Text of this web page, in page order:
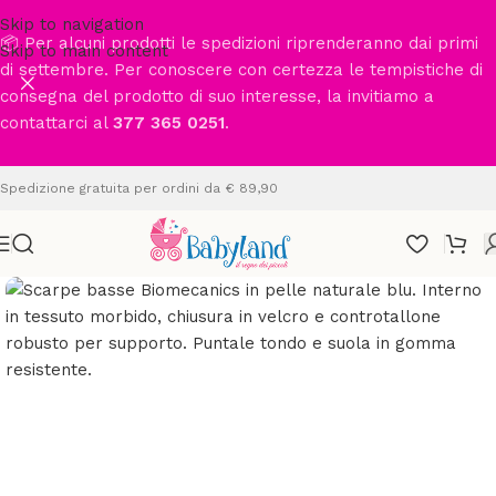
Skip to navigation
Skip to main content
📦 Per alcuni prodotti le spedizioni riprenderanno dai primi
di settembre. Per conoscere con certezza le tempistiche di
consegna del prodotto di suo interesse, la invitiamo a
contattarci al 377 365 0251.
Spedizione gratuita per ordini da € 89,90